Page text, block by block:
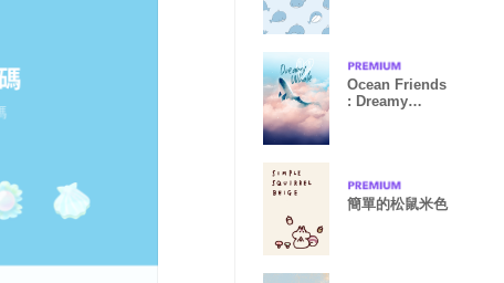
Ocean Friends
: Dreamy
簡單的松鼠米色